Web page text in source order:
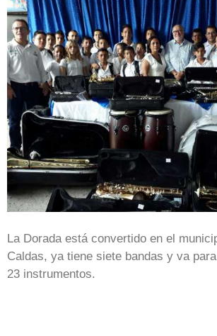
La Dorada está convertido en el
Caldas, ya tiene siete bandas y va
23 instrumentos.